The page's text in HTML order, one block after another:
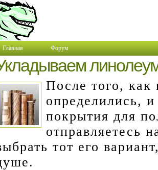
Главная Форум
После того, как
определились,
покрытия для
отправляетесь
тот его